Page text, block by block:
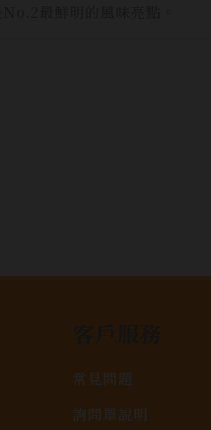
常見問題
詢問單說明